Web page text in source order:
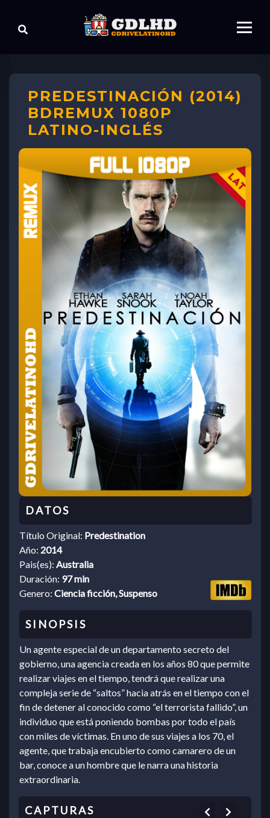
PREDESTINACIÓN (2014)
BDREMUX 1080P
LATINO-INGLÉS
Título Original: Predestination
Año: 2014
Pais(es): Australia
Duración: 97 min
Genero: Ciencia ficción, Suspenso
Un agente especial de un departamento secreto del
gobierno, una agencia creada en los años 80 que permite
realizar viajes en el tiempo, tendrá que realizar una
compleja serie de “saltos” hacia atrás en el tiempo con el
fin de detener al conocido como “el terrorista fallido”, un
individuo que está poniendo bombas por todo el país
con miles de víctimas. En uno de sus viajes a los 70, el
agente, que trabaja encubierto como camarero de un
bar, conoce a un hombre que le narra una historia
extraordinaria.
Previous